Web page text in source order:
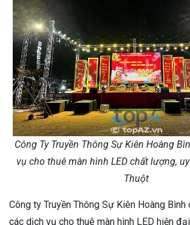
Công Ty Truyền Thông Sự Kiên Hoàng
vụ cho thuê màn hình LED chất lượng,
Thuột
Công ty Truyền Thông Sự Kiên Hoàng Bình
các dịch vụ cho thuê màn hình LED hiện